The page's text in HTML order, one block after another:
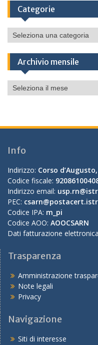
Categorie
Categorie
Archivio mensile
Archivio
mensile
Info
Indirizzo: Corso
Codice fiscale:
Indirizzo email:
PEC:
Codice IPA: m_pi
Codice AOO: AOOCSARN
Dati fatturazione elettronica
Trasparenza
Amministrazione
Note legali
Privacy
Navigazione
Siti di interesse